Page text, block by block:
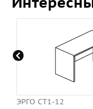
ЭРГО СТ1-12